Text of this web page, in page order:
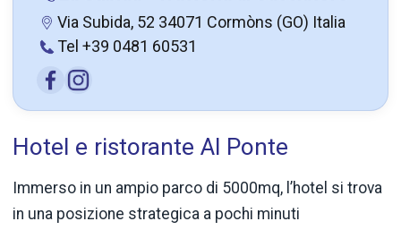
Via Subida, 52 34071 Cormòns (GO) Italia
Tel +39 0481 60531
Hotel e ristorante Al Ponte
Immerso in un ampio parco di 5000mq, l’hotel si trova
in una posizione strategica a pochi minuti